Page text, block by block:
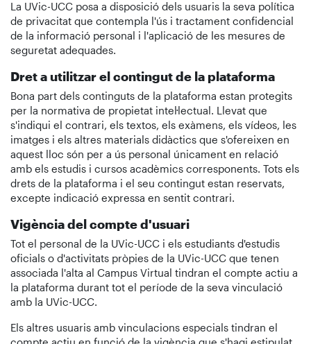
La UVic-UCC posa a disposició dels usuaris la seva política
de privacitat que contempla l'ús i tractament confidencial
de la informació personal i l'aplicació de les mesures de
seguretat adequades.
Dret a utilitzar el contingut de la plataforma
Bona part dels continguts de la plataforma estan protegits
per la normativa de propietat intel·lectual. Llevat que
s'indiqui el contrari, els textos, els exàmens, els vídeos, les
imatges i els altres materials didàctics que s'ofereixen en
aquest lloc són per a ús personal únicament en relació
amb els estudis i cursos acadèmics corresponents. Tots els
drets de la plataforma i el seu contingut estan reservats,
excepte indicació expressa en sentit contrari.
Vigència del compte d'usuari
Tot el personal de la UVic-UCC i els estudiants d'estudis
oficials o d'activitats pròpies de la UVic-UCC que tenen
associada l'alta al Campus Virtual tindran el compte actiu a
la plataforma durant tot el període de la seva vinculació
amb la UVic-UCC.
Els altres usuaris amb vinculacions especials tindran el